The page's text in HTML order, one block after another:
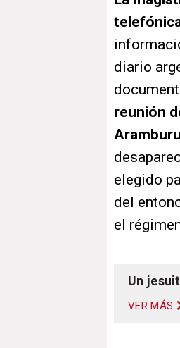
diario
reunión
elegido
del
el
Un
VER MÁS